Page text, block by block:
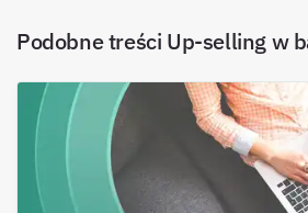
Podobne treści Up-selling w